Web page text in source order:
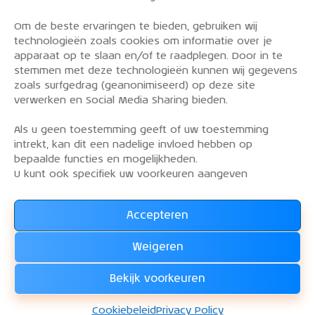
Om de beste ervaringen te bieden, gebruiken wij
technologieën zoals cookies om informatie over je
apparaat op te slaan en/of te raadplegen. Door in te
stemmen met deze technologieën kunnen wij gegevens
zoals surfgedrag (geanonimiseerd) op deze site
verwerken en Social Media Sharing bieden.
Als u geen toestemming geeft of uw toestemming
intrekt, kan dit een nadelige invloed hebben op
bepaalde functies en mogelijkheden.
U kunt ook specifiek uw voorkeuren aangeven
Accepteren
Weigeren
Bekijk voorkeuren
Cookiebeleid Privacy Policy
PRIVACY POLICY
OVER DE KLM AEROCLUB
VLIEGLESSEN
VLOOT
Word lid van de KLM Aeroclub. Basis lid, simulator
lid of vliegend lid. Ook niet KLM-ers zijn welkom!
Lees alles over het lidmaatschap van de KLM Aeroclub
WORD LID !!!
© 2026. Alle rechten voorbehouden.